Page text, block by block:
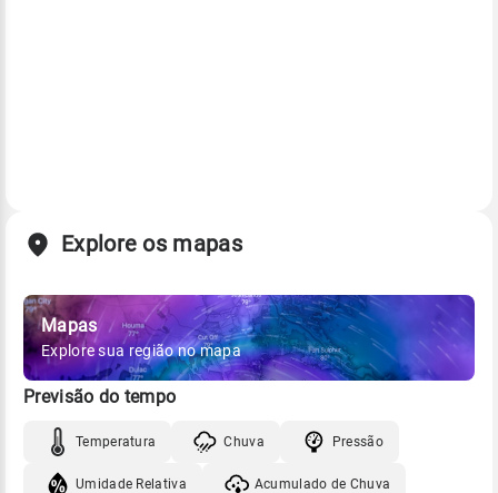
Explore os mapas
Mapas
Explore sua região no mapa
Previsão do tempo
Temperatura Chuva Pressão
Umidade Relativa Acumulado de Chuva